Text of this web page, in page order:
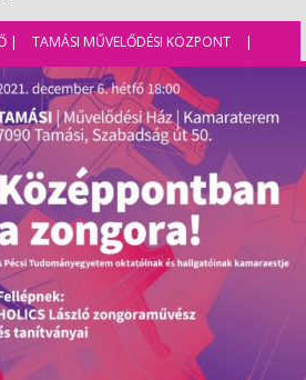
| TAMÁSI MŰVELŐDÉSI KÖZPONT
|